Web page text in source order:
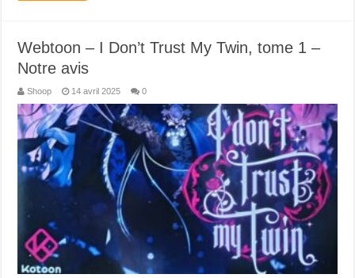
Webtoon – I Don’t Trust My Twin, tome 1 –
Notre avis
Shoop 14 avril 2025 0